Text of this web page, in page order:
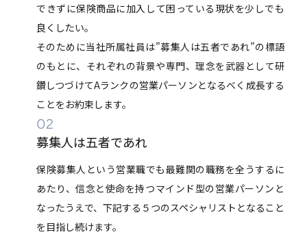
できずに保険商品に加入して困っている現状を少しでも
良くしたい。
そのために当社所属社員は”募集人は五者であれ”の標語
のもとに、それぞれの背景や専門、理念を武器として研
鑽しつづけてAランクの営業パーソンとなるべく成長する
ことをお約束します。
02
募集人は五者であれ
保険募集人という営業職でも最難関の職務を全うするに
あたり、信念と使命を持つマインド型の営業パーソンと
なったうえで、下記する５つのスペシャリストとなること
を目指し続けます。